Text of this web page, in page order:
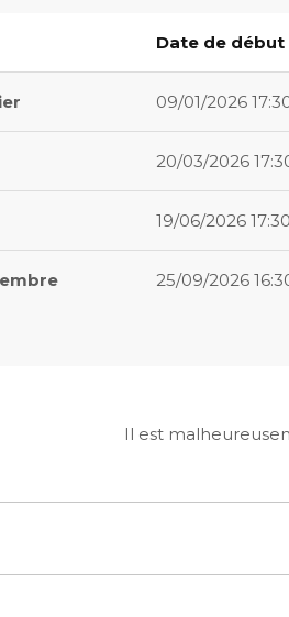
Date de début
09/01/2026
20/03/2026
19/06/2026 17:30
25/09/2026
Il est